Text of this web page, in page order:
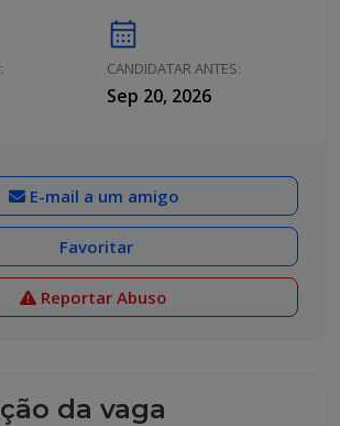
calendar_month
CANDIDATAR ANTES:
Sep 20, 2026
E-mail a um amigo
Favoritar
Reportar Abuso
da vaga